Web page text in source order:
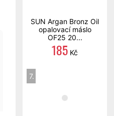
SUN Argan Bronz Oil
opalovací máslo
OF25 20...
185 Kč
7.